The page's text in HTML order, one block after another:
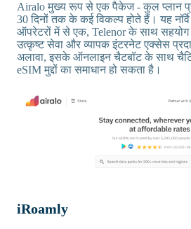
Airalo मुख्य रूप से एक पैकेज - कुल प्लान
30 दिनों तक के कई विकल्प होते हैं। यह
ऑपरेटरों में से एक, Telenor के साथ सहयोग
उत्कृष्ट सेवा और व्यापक इंटरनेट एक्सेस
अलावा, इसके ऑनलाइन चैटबॉट के साथ
eSIM मुद्दों का समाधान हो सकता है।
iRoamly